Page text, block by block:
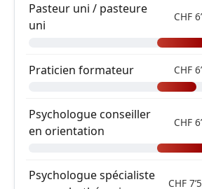
Pasteur uni / pasteure
uni
CHF
Praticien formateur CHF
Psychologue conseiller
en orientation
CHF
Psychologue spécialiste
CHF